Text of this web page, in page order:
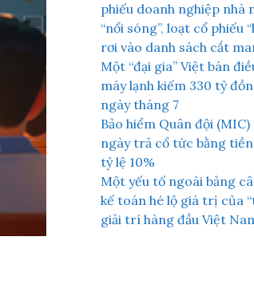
phiếu doanh nghiệp nhà
“nổi sóng”, loạt cổ phiếu
rơi vào danh sách cắt
Một “đại gia” Việt bán
máy lạnh kiếm 330 tỷ
ngày tháng 7
Bảo hiểm Quân đội
ngày trả cổ tức bằng
tỷ lệ 10%
Một yếu tố ngoài bảng
kế toán hé lộ giá trị của
giải trí hàng đầu Việt